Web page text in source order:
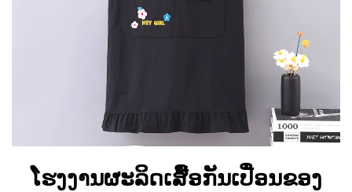
ໂຮງງານຜະລິດເສື້ອກັນເປື່ອນຂອງ